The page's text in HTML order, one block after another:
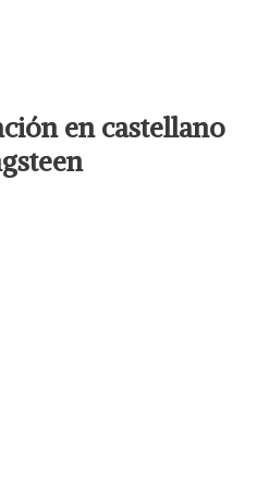
en castellano